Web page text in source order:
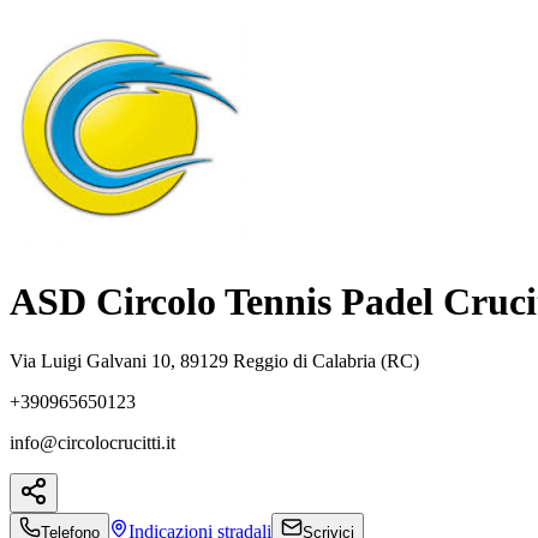
ASD Circolo Tennis Padel
Via Luigi Galvani 10, 89129 Reggio di Calabria (RC)
+390965650123
info@circolocrucitti.it
Telefono Indicazioni stradali Scrivici